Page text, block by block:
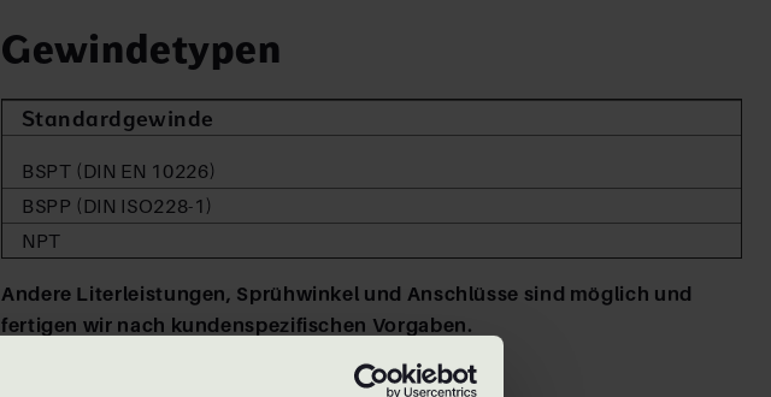
Gewindetypen
Standardgewinde
BSPT (DIN EN 10226)
BSPP (DIN ISO228-1)
NPT
Andere Literleistungen, Sprühwinkel und Anschlüsse sind möglich und
fertigen wir nach kundenspezifischen Vorgaben.